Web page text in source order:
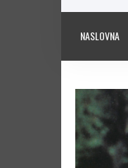
NASLOVNA